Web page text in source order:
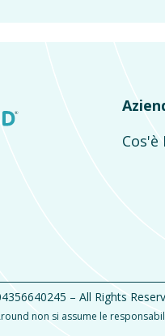
– All Rights
non si assume le